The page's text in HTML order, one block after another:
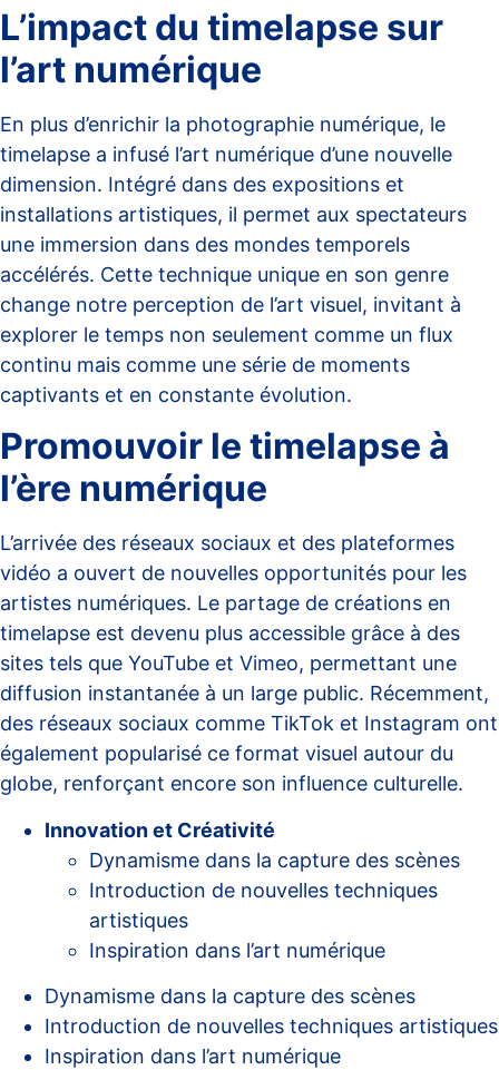
L’impact du timelapse sur
l’art numérique
En plus d’enrichir la photographie numérique, le
timelapse a infusé l’art numérique d’une nouvelle
dimension. Intégré dans des expositions et
installations artistiques, il permet aux spectateurs
une immersion dans des mondes temporels
accélérés. Cette technique unique en son genre
change notre perception de l’art visuel, invitant à
explorer le temps non seulement comme un flux
continu mais comme une série de moments
captivants et en constante évolution.
Promouvoir le timelapse à
l’ère numérique
L’arrivée des réseaux sociaux et des plateformes
vidéo a ouvert de nouvelles opportunités pour les
artistes numériques. Le partage de créations en
timelapse est devenu plus accessible grâce à des
sites tels que YouTube et Vimeo, permettant une
diffusion instantanée à un large public. Récemment,
des réseaux sociaux comme TikTok et Instagram ont
également popularisé ce format visuel autour du
globe, renforçant encore son influence culturelle.
Innovation et Créativité
Dynamisme dans la capture des scènes
Introduction de nouvelles techniques
artistiques
Inspiration dans l’art numérique
Dynamisme dans la capture des scènes
Introduction de nouvelles techniques artistiques
Inspiration dans l’art numérique